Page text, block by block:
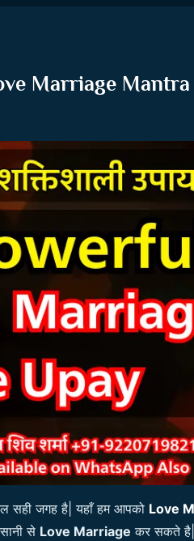
Marriage Mantra
सही जगह है| यहाँ हम आपको Love
से Love Marriage कर सकते है|